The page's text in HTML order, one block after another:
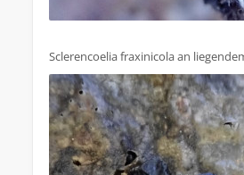
Sclerencoelia fraxinicola an